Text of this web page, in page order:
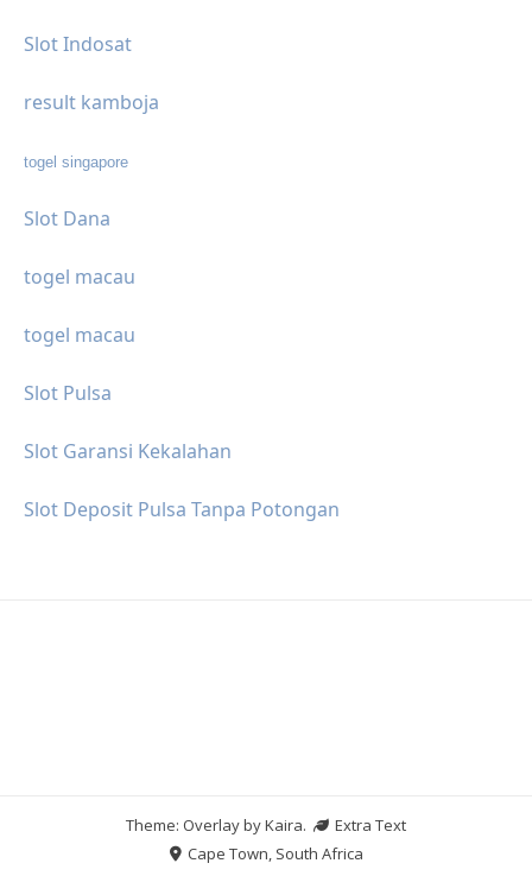
Slot Indosat
result kamboja
togel singapore
Slot Dana
togel macau
togel macau
Slot Pulsa
Slot Garansi Kekalahan
Slot Deposit Pulsa Tanpa Potongan
Theme: Overlay byKaira.
Extra Text
Cape Town, South Africa